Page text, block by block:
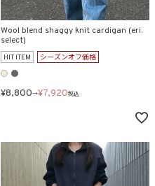
Wool blend shaggy knit cardigan (eri.
select)
HIT ITEM シーズンオフ価格
¥8,800→¥7,920税込